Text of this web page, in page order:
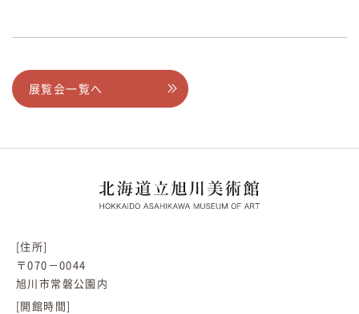
展覧会一覧へ
[住所]
〒070－0044
旭川市常磐公園内
[開館時間]